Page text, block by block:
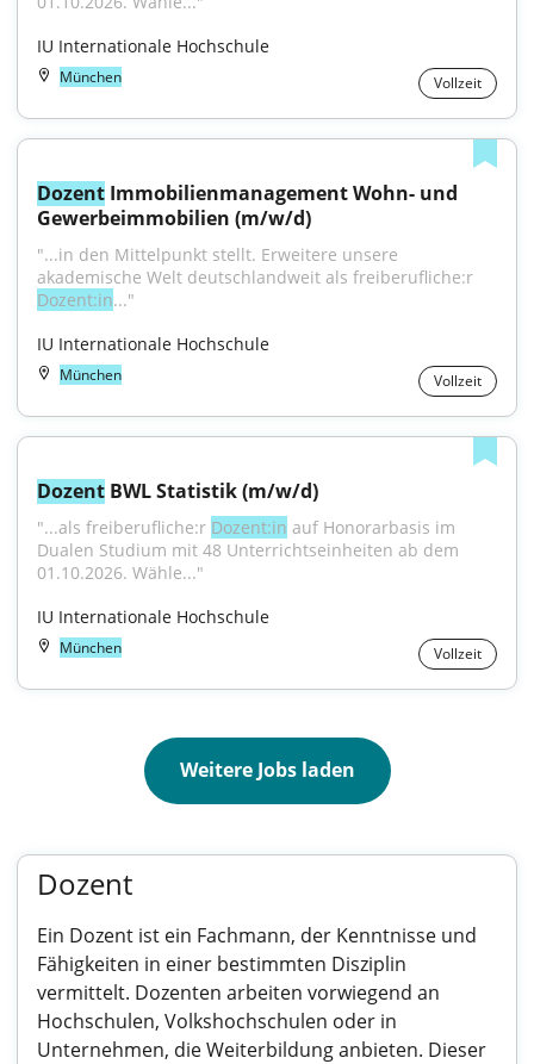
IU Internationale Hochschule
München Vollzeit
Dozent Immobilienmanagement Wohn- und
Gewerbeimmobilien (m/w/d)
"...in den Mittelpunkt stellt. Erweitere unsere
Dozent:in..."
IU Internationale Hochschule
München Vollzeit
Dozent BWL Statistik (m/w/d)
"...als freiberufliche:r Dozent:in auf Honorarbasis im
Dualen Studium mit 48 Unterrichtseinheiten ab dem
01.10.2026. Wähle..."
IU Internationale Hochschule
München Vollzeit
Weitere Jobs laden
Dozent
Ein Dozent ist ein Fachmann, der Kenntnisse und
Fähigkeiten in einer bestimmten Disziplin
vermittelt. Dozenten arbeiten vorwiegend an
Hochschulen, Volkshochschulen oder in
Unternehmen, die Weiterbildung anbieten. Dieser